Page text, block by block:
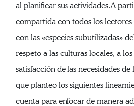
al planificar sus actividades.A
compartida con todos los
con las «especies subutilizadas»
respeto a las culturas locales, a
satisfacción de las necesidades de
que planteo los siguientes
cuenta para enfocar de manera